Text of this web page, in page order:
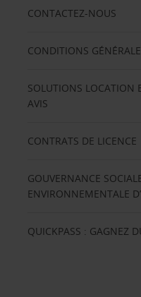
CONTACTEZ-NOUS
CONDITIONS
SOLUTIONS LOCATION
AVIS
CONTRATS DE LICENCE
GOUVERNANCE
ENVIRONNEMENTALE
QUICKPASS : GAGNEZ